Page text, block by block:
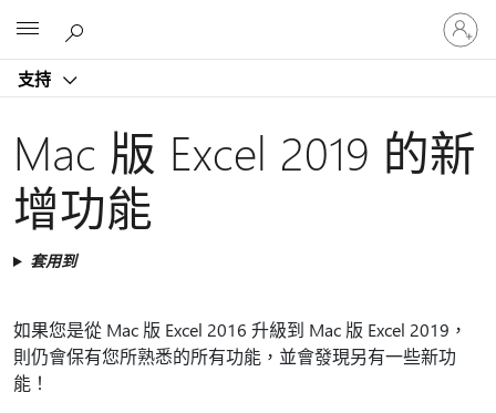
支持
登
入
您
戶
Mac 版 Excel 2019 的新
增功能
套用到
如果您是從 Mac 版 Excel 2016 升級到 Mac 版 Excel 2019，
則仍會保有您所熟悉的所有功能，並會發現另有一些新功
能！